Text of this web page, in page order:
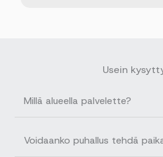
Usein
Millä alueella palvelette?
Voidaanko puhallus tehdä